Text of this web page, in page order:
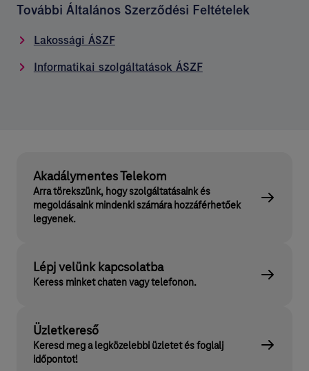
További Általános Szerződési Feltételek
Lakossági ÁSZF
Informatikai szolgáltatások ÁSZF
Akadálymentes Telekom
Arra törekszünk, hogy szolgáltatásaink és
megoldásaink mindenki számára hozzáférhetőek
legyenek.
Lépj velünk kapcsolatba
Keress minket chaten vagy telefonon.
Üzletkereső
Keresd meg a legközelebbi üzletet és foglalj
időpontot!